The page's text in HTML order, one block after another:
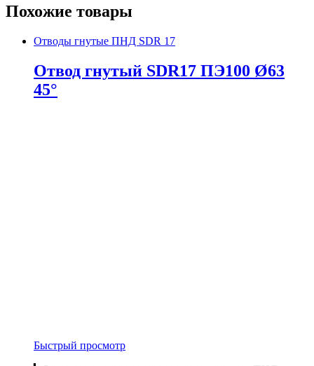
Похожие товары
Отводы гнутые ПНД SDR 17
Отвод гнутый SDR17 ПЭ100 Ø63
45°
Быстрый просмотр